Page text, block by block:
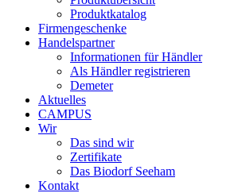
Produktkatalog
Firmengeschenke
Handelspartner
Informationen für Händler
Als Händler registrieren
Demeter
Aktuelles
CAMPUS
Wir
Das sind wir
Zertifikate
Das Biodorf Seeham
Kontakt